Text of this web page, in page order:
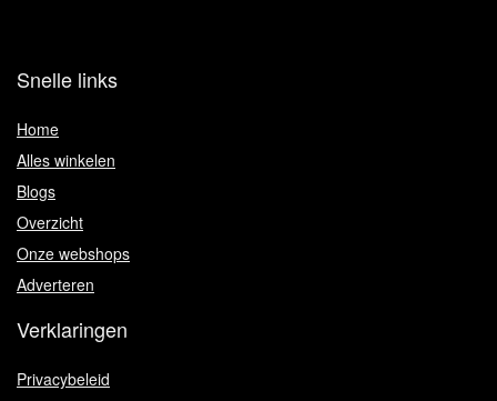
Snelle links
Home
Alles winkelen
Blogs
Overzicht
Onze webshops
Adverteren
Verklaringen
Privacybeleid